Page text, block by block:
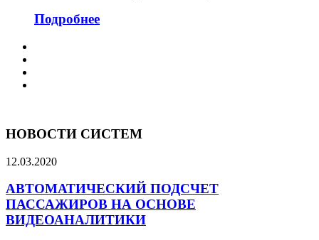
Подробнее
НОВОСТИ СИСТЕМ
12.03.2020
АВТОМАТИЧЕСКИЙ ПОДСЧЕТ
ПАССАЖИРОВ НА ОСНОВЕ
ВИДЕОАНАЛИТИКИ